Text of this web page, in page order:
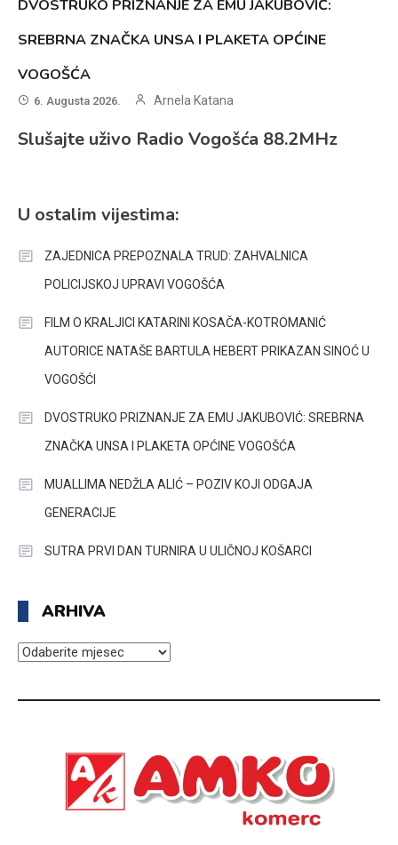
DVOSTRUKO PRIZNANJE ZA EMU JAKUBOVIĆ:
SREBRNA ZNAČKA UNSA I PLAKETA OPĆINE
VOGOŠĆA
6. Augusta 2026. Arnela Katana
Slušajte uživo Radio Vogošća 88.2MHz
U ostalim vijestima:
ZAJEDNICA PREPOZNALA TRUD: ZAHVALNICA
POLICIJSKOJ UPRAVI VOGOŠĆA
FILM O KRALJICI KATARINI KOSAČA-KOTROMANIĆ
AUTORICE NATAŠE BARTULA HEBERT PRIKAZAN SINOĆ U
VOGOŠĆI
DVOSTRUKO PRIZNANJE ZA EMU JAKUBOVIĆ: SREBRNA
ZNAČKA UNSA I PLAKETA OPĆINE VOGOŠĆA
MUALLIMA NEDŽLA ALIĆ – POZIV KOJI ODGAJA
GENERACIJE
SUTRA PRVI DAN TURNIRA U ULIČNOJ KOŠARCI
ARHIVA
ARHIVA